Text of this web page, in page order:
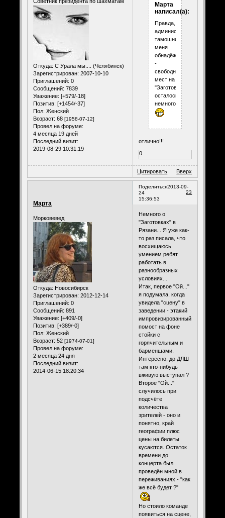
Откуда: С Урала мы.... (Челябинск)
Зарегистрирован: 2007-10-10
Приглашений: 0
Сообщений: 7839
Уважение: [+579/-18]
Позитив: [+1454/-37]
Пол: Женский
Возраст: 68 [1958-07-12]
Провел на форуме:
4 месяца 19 дней
Последний визит:
2019-08-29 10:31:19
Марта
написал(а):
Правда,
администратор
тамошний
меня
обнадёжил
-
свободных
мест на
"Заготовки"
осталось
немного
отлично!!!
0
Цитировать Вверх
Поделиться
23
2013-09-
24
15:36:53
Марта
Морковевед
Откуда: Новосибирск
Зарегистрирован: 2012-12-14
Приглашений: 0
Сообщений: 891
Уважение: [+409/-0]
Позитив: [+389/-0]
Пол: Женский
Возраст: 52 [1974-07-01]
Провел на форуме:
2 месяца 24 дня
Последний визит:
2014-06-15 18:20:34
Немного о
"Заготовках" в
Рязани... Я уже как-
то раз писала, что
восхищаюсь
умением ребят
работать в
разнообразных
условиях...
Итак, первое "Ой..."
я подумала, когда
увидела "сцену" в
заведении - этакий
импровизированный
помост на фоне
стойки с
горячительным и
барменшами.
Интересно, до ДЛШ
там кто-нибудь
вживую выступал ?
Второе "Ой..."
случилось при
подсчёте
количества
зрителей - оно и
понятно, край
географии плюс
цены на билеты
кусаются. Остаток
времени до
концерта был
проведён мной в
переживаниях - "как
же всё будет ?"
Но стоило команде
появиться на сцене,